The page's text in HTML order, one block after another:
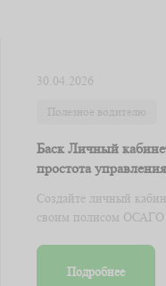
30.04.2026
Полезное водителю
Баск Личный
простота
Создайте личный
своим полисом ОСАГО
Подробнее